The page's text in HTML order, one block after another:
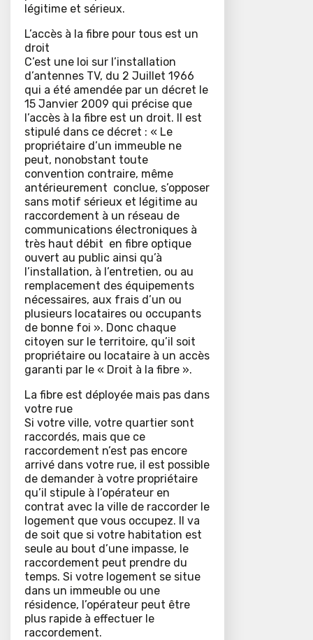
légitime et sérieux.
L’accès à la fibre pour tous est un
droit
C’est une loi sur l’installation
d’antennes TV, du 2 Juillet 1966
qui a été amendée par un décret le
15 Janvier 2009 qui précise que
l’accès à la fibre est un droit. Il est
stipulé dans ce décret : « Le
propriétaire d’un immeuble ne
peut, nonobstant toute
convention contraire, même
antérieurement conclue, s’opposer
sans motif sérieux et légitime au
raccordement à un réseau de
communications électroniques à
très haut débit en fibre optique
ouvert au public ainsi qu’à
l’installation, à l’entretien, ou au
remplacement des équipements
nécessaires, aux frais d’un ou
plusieurs locataires ou occupants
de bonne foi ». Donc chaque
citoyen sur le territoire, qu’il soit
propriétaire ou locataire à un accès
garanti par le « Droit à la fibre ».
La fibre est déployée mais pas dans
votre rue
Si votre ville, votre quartier sont
raccordés, mais que ce
raccordement n’est pas encore
arrivé dans votre rue, il est possible
de demander à votre propriétaire
qu’il stipule à l’opérateur en
contrat avec la ville de raccorder le
logement que vous occupez. Il va
de soit que si votre habitation est
seule au bout d’une impasse, le
raccordement peut prendre du
temps. Si votre logement se situe
dans un immeuble ou une
résidence, l’opérateur peut être
plus rapide à effectuer le
raccordement.